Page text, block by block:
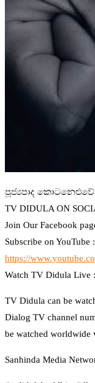
⁣පූජ්‍යපාද
TV DIDULA ON
Join Our Facebook
Subscribe on YouTube :
https://
Watch TV Didula Live :
TV Didula can be
Dialog TV channel
be watched worldwide
Sanhinda Media